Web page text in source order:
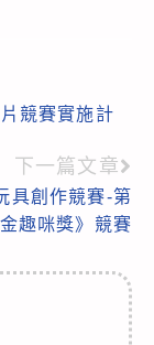
競賽實施計
下一篇文章
具創作競賽-第
趣咪獎》競賽